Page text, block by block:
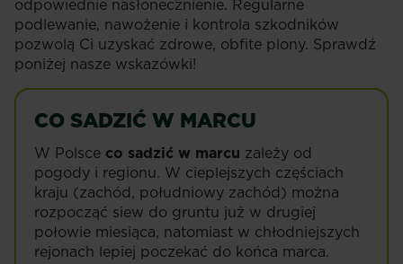
odpowiednie nasłonecznienie. Regularne
podlewanie, nawożenie i kontrola szkodników
pozwolą Ci uzyskać zdrowe, obfite plony. Sprawdź
poniżej nasze wskazówki!
CO SADZIĆ W MARCU
W Polsce co sadzić w marcu zależy od
pogody i regionu. W cieplejszych częściach
kraju (zachód, południowy zachód) można
rozpocząć siew do gruntu już w drugiej
połowie miesiąca, natomiast w chłodniejszych
rejonach lepiej poczekać do końca marca.